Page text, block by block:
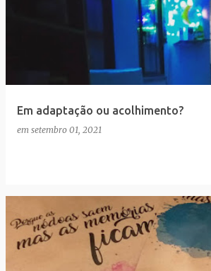
Em adaptação ou acolhimento?
em setembro 01, 2021